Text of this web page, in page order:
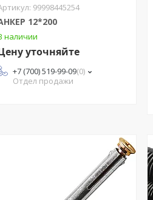
99998445254
12*200
наличии
уточняйте
+7 (700) 519-99-09 0
Отдел продажи